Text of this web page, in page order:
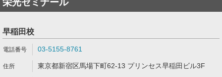
栄光ゼミナール
早稲田校
03-5155-8761
東京都新宿区馬場下町62-13 プリンセス早稲田ビル3F